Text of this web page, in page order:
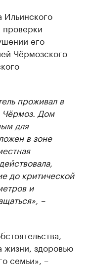
Ильинского
его
Чёрмозского
проживал в
Чёрмоз. Дом
для
в зоне
до критической
и
–
жизни, здоровью
семьи», –